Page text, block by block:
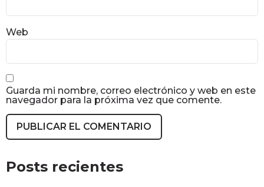
Web
Guarda mi nombre, correo electrónico y web en este
navegador para la próxima vez que comente.
Posts recientes